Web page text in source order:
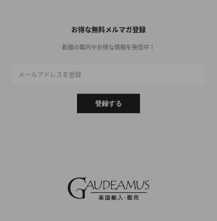
お得な無料メルマガ登録
新譜の案内やお得な情報を発信中！
メールアドレスを登録
登録する